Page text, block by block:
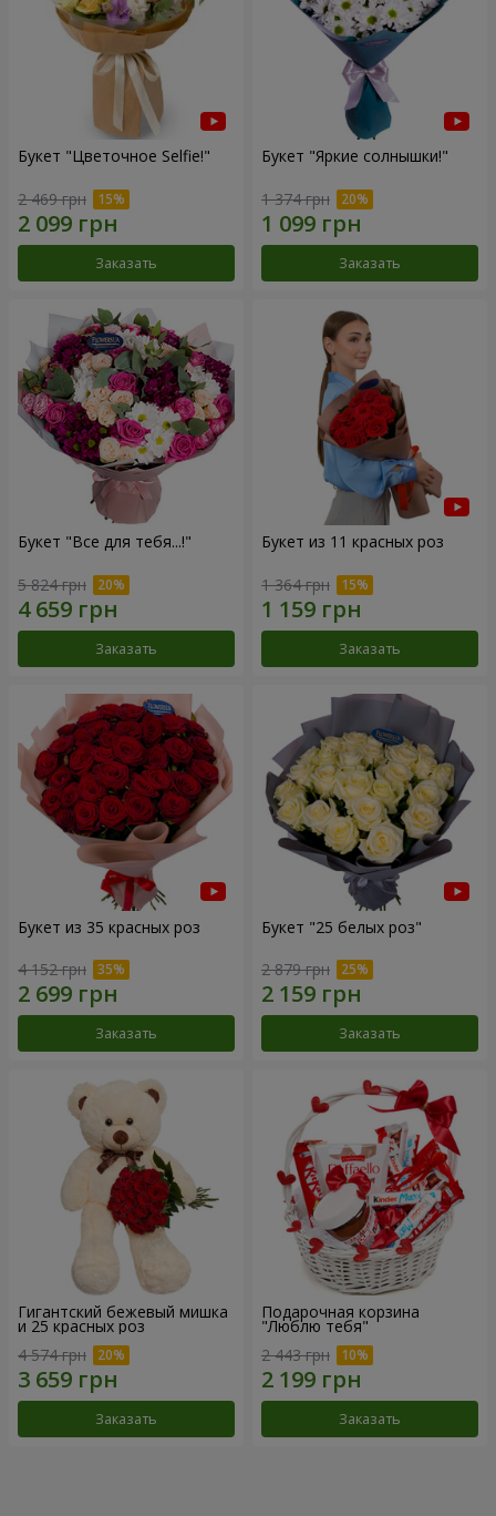
Букет "Цветочное Selfie!"
2 469 грн
Заказать
Букет "Яркие солнышки!"
1 374 грн
Заказать
Букет "Все для тебя...!"
5 824 грн
Заказать
Букет из 11 красных роз
1 364 грн
Заказать
Букет из 35 красных роз
4 152 грн
Заказать
Букет "25 белых роз"
2 879 грн
Заказать
Гигантский бежевый мишка
и 25 красных роз
4 574 грн
Заказать
Подарочная корзина
"Люблю тебя"
2 443 грн
Заказать